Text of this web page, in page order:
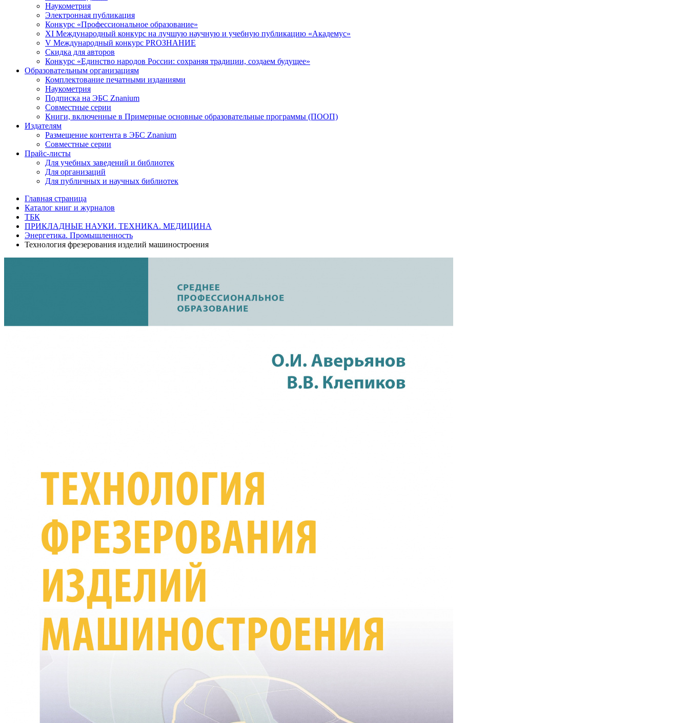
Наукометрия
Электронная публикация
Конкурс «Профессиональное образование»
XI Международный конкурс на лучшую научную и учебную публикацию «Академус»
V Международный конкурс PROЗНАНИЕ
Скидка для авторов
Конкурс «Единство народов России: сохраняя традиции, создаем будущее»
Образовательным организациям
Комплектование печатными изданиями
Наукометрия
Подписка на ЭБС Znanium
Совместные серии
Книги, включенные в Примерные основные образовательные программы (ПООП)
Издателям
Размещение контента в ЭБС Znanium
Совместные серии
Прайс-листы
Для учебных заведений и библиотек
Для организаций
Для публичных и научных библиотек
Главная страница
Каталог книг и журналов
ТБК
ПРИКЛАДНЫЕ НАУКИ. ТЕХНИКА. МЕДИЦИНА
Энергетика. Промышленность
Технология фрезерования изделий машиностроения